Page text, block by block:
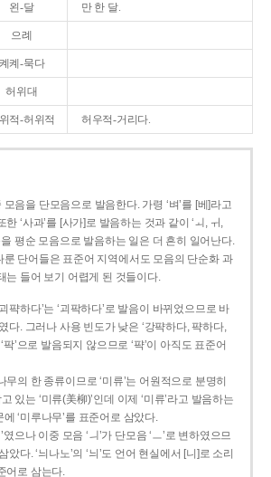
왼-달 만 한 달.
으례
켸켸-묵다
허위대
적-허위적 허우적-거리다.
음을 단모음으로 발음한다. 가령 ‘벼’를 [베]라고
‘사과’를 [사가]로 발음하는 것과 같이 ‘ㅚ, ㅟ,
을 평순 모음으로 발음하는 일은 더 흔히 일어난다.
룬 단어들은 표준어 지역에서도 모음의 단순화 과
는 들어 보기 어렵게 된 것들이다.
퍅하다’는 ‘괴팍하다’로 발음이 바뀌었으므로 바
다. 그러나 사용 빈도가 낮은 ‘강퍅하다, 퍅하다,
팍’으로 발음되지 않으므로 ‘퍅’이 아직도 표준어
무의 한 종류이므로 ‘미류’는 어원적으로 분명히
있는 ‘미류(美柳)’인데 이제 ‘미류’라고 발음하는
‘미루나무’를 표준어로 삼았다.
였으나 이중 모음 ‘ㅢ’가 단모음 ‘ㅡ’로 변하였으므
았다. ‘늬나노’의 ‘늬’도 언어 현실에서 [니]로 소리
어로 삼는다.